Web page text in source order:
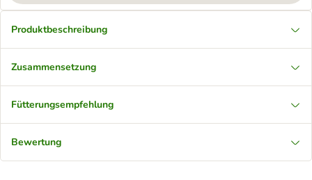
Produktbeschreibung
Zusammensetzung
Fütterungsempfehlung
Bewertung